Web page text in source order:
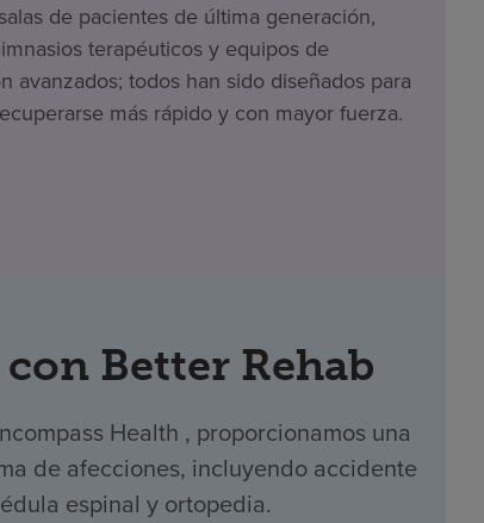
de pacientes de última generación,
terapéuticos y equipos de
avanzados; todos han sido diseñados para
más rápido y con mayor fuerza.
Better Rehab
Health , proporcionamos una
de afecciones, incluyendo accidente
espinal y ortopedia.